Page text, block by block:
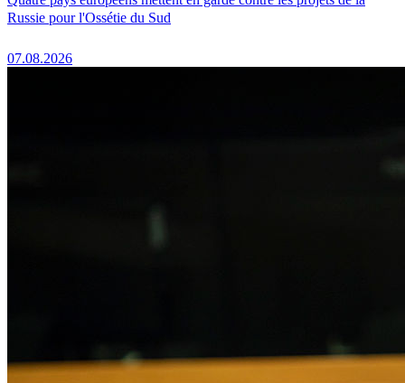
Russie pour l'Ossétie du Sud
07.08.2026